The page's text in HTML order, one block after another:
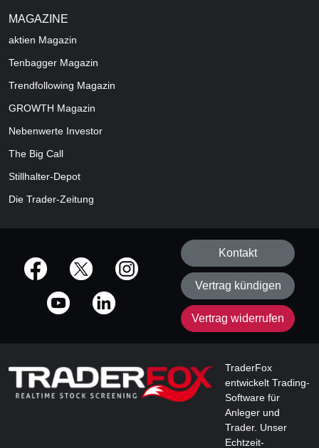
MAGAZINE
aktien Magazin
Tenbagger Magazin
Trendfollowing Magazin
GROWTH Magazin
Nebenwerte Investor
The Big Call
Stillhalter-Depot
Die Trader-Zeitung
offizielle Social Media-Accounts
Kontakt
Vertrag kündigen
Vertrag widerrufen
TraderFox
entwickelt Trading-
Software für
Anleger und
Trader. Unser
Echtzeit-